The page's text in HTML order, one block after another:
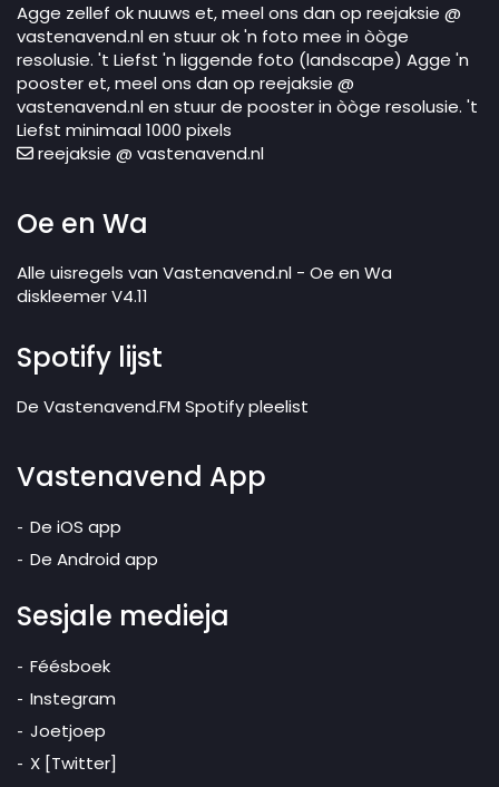
Agge zellef ok nuuws et, meel ons dan op reejaksie @
vastenavend.nl en stuur ok 'n foto mee in òòge
resolusie. 't Liefst 'n liggende foto (landscape) Agge 'n
pooster et, meel ons dan op reejaksie @
vastenavend.nl en stuur de pooster in òòge resolusie. 't
Liefst minimaal 1000 pixels
reejaksie @ vastenavend.nl
Oe en Wa
Alle uisregels van Vastenavend.nl - Oe en Wa
diskleemer V4.11
Spotify lijst
De Vastenavend.FM Spotify pleelist
Vastenavend App
De iOS app
De Android app
Sesjale medieja
Féésboek
Instegram
Joetjoep
X [Twitter]